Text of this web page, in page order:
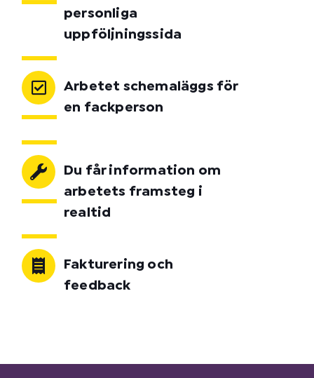
personliga
uppföljningssida
Arbetet schemaläggs för
en fackperson
Du får information om
arbetets framsteg i
realtid
Fakturering och
feedback